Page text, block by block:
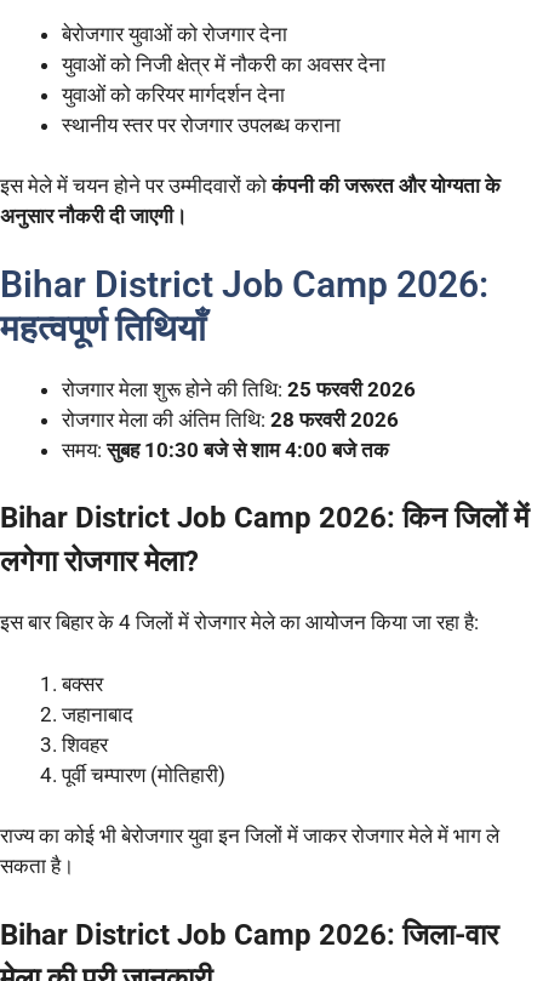
बेरोजगार युवाओं को रोजगार देना
युवाओं को निजी क्षेत्र में नौकरी का अवसर देना
युवाओं को करियर मार्गदर्शन देना
स्थानीय स्तर पर रोजगार उपलब्ध कराना
इस मेले में चयन होने पर उम्मीदवारों कोकंपनी की जरूरत और योग्यता के
अनुसार नौकरी दी जाएगी।
Bihar District Job Camp 2026:
महत्वपूर्ण तिथियाँ
रोजगार मेला शुरू होने की तिथि: 25 फरवरी 2026
रोजगार मेला की अंतिम तिथि: 28 फरवरी 2026
समय:सुबह 10:30 बजे से शाम 4:00 बजे तक
Bihar District Job Camp 2026: किन जिलों में
लगेगा रोजगार मेला?
इस बार बिहार के 4 जिलों में रोजगार मेले का आयोजन किया जा रहा है:
बक्सर
जहानाबाद
शिवहर
पूर्वी चम्पारण (मोतिहारी)
राज्य का कोई भी बेरोजगार युवा इन जिलों में जाकर रोजगार मेले में भाग ले
सकता है।
Bihar District Job Camp 2026: जिला-वार